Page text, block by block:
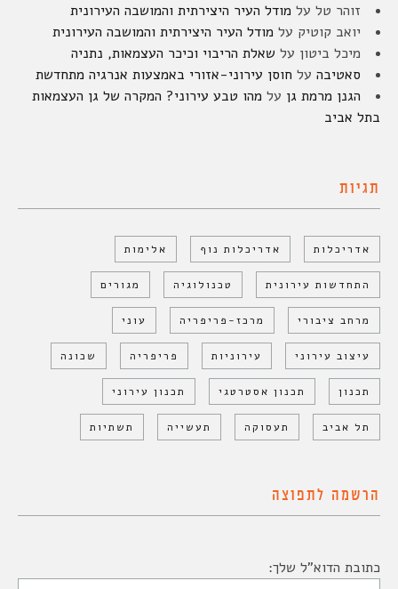
זוהר טל על מודל העיר היצירתית והמושבה העירונית
יואב קוטיק על מודל העיר היצירתית והמושבה העירונית
מיכל ביטון על שאלת הריבוי וכיכר העצמאות, נתניה
סאטיבה על חוסן עירוני-אזורי באמצעות אנרגיה מתחדשת
הגנן מרמת גן על מהו טבע עירוני? המקרה של גן העצמאות
בתל אביב
תגיות
אדריכלות אדריכלות נוף אלימות
התחדשות עירונית טכנולוגיה מגורים
מרחב ציבורי מרכז-פריפריה עוני
עיצוב עירוני עירוניות פריפריה שכונה
תכנון תכנון אסטרטגי תכנון עירוני
תל אביב תעסוקה תעשייה תשתיות
הרשמה לתפוצה
כתובת הדוא"ל שלך: